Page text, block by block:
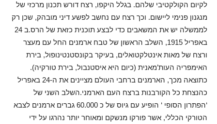
לקיום הקולקטיבי שלהם. בגלל היקפו, רצח דורש תכנון מרכזי של
מנגנון פנימי ליישום. וכך רצח עם נחשב לפשע דיני מובהק, שכן רק
לממשלה יש את המשאבים כדי לבצע תוכנית כזאת של הרס.ב 24
באפריל 1915, השלב הראשון של טבח ארמנים החל עם מעצר
ורצח של מאות אינטלקטואלים, בעיקר בקונסטנטינופול, בירת
האימפריה העות’מאנית (כיום היא איסטנבול, בירת טורקיה).
כתוצאה מכך, הארמנים ברחבי העולם מציינים את ה-24 באפריל
כהנצחת כל הקורבנות ברצח העם הארמני.השלב השני של
‘הפתרון הסופי ‘ הופיע עם גיוס של כ 60.000 גברים ארמנים לצבא
הטורקי הכללי, אשר פורקו מנשקם ומאוחר יותר נהרגו על ידי